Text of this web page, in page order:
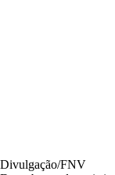
Divulgação/FNV